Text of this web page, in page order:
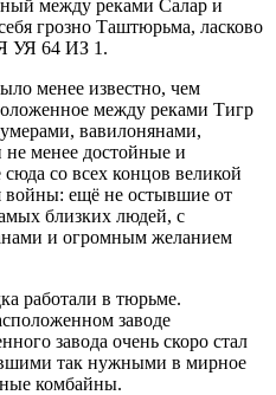
между реками Салар и
грозно Таштюрьма, ласково
УЯ 64 ИЗ 1.
менее известно, чем
между реками Тигр
вавилонянами,
менее достойные и
со всех концов великой
войны: ещё не остывшие от
близких людей, с
и огромным желанием
работали в тюрьме.
заводе
завода очень скоро стал
так нужными в мирное
комбайны.